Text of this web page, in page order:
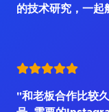
的技术研究，一起
"和老板合作比较